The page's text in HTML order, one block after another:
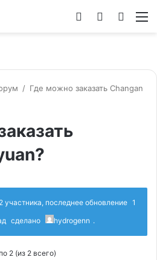
Switch
Войти
/ Где можно заказать Changan
участника, последнее обновление 1
сделано hydrogenn .
2 (из 2 всего)